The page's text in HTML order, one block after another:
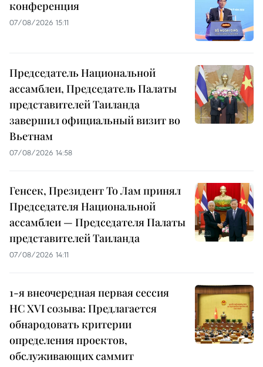
конференция
07/08/2026 15:11
Председатель Национальной
ассамблеи, Председатель Палаты
представителей Таиланда
завершил официальный визит во
Вьетнам
07/08/2026 14:58
Генсек, Президент То Лам принял
Председателя Национальной
ассамблеи — Председателя Палаты
представителей Таиланда
07/08/2026 14:11
1-я внеочередная первая сессия
НС XVI созыва: Предлагается
обнародовать критерии
определения проектов,
обслуживающих саммит